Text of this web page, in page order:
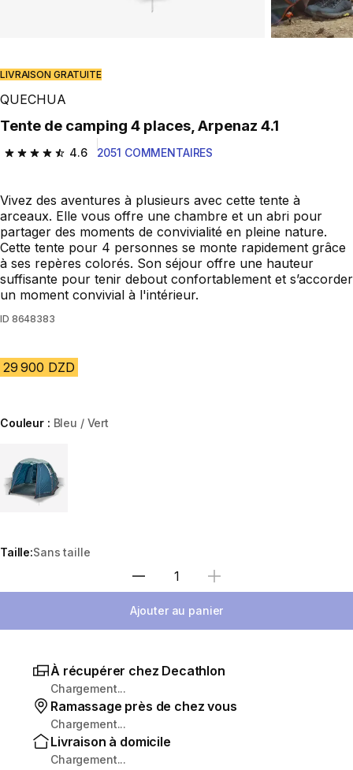
Play Video
LIVRAISON GRATUITE
QUECHUA
Tente de camping 4 places, Arpenaz 4.1
4.6
4.6 out of 5 stars from 2051 reviews
2051 COMMENTAIRES
Vivez des aventures à plusieurs avec cette tente à
arceaux. Elle vous offre une chambre et un abri pour
partager des moments de convivialité en pleine nature.
Cette tente pour 4 personnes se monte rapidement grâce
à ses repères colorés. Son séjour offre une hauteur
suffisante pour tenir debout confortablement et s’accorder
un moment convivial à l'intérieur.
ID 8648383
29 900 DZD
Couleur : Bleu / Vert
Taille:Sans taille
Sélectionnez la quantité
Ajouter au panier
À récupérer chez Decathlon
Chargement...
Ramassage près de chez vous
Chargement...
Livraison à domicile
Chargement...